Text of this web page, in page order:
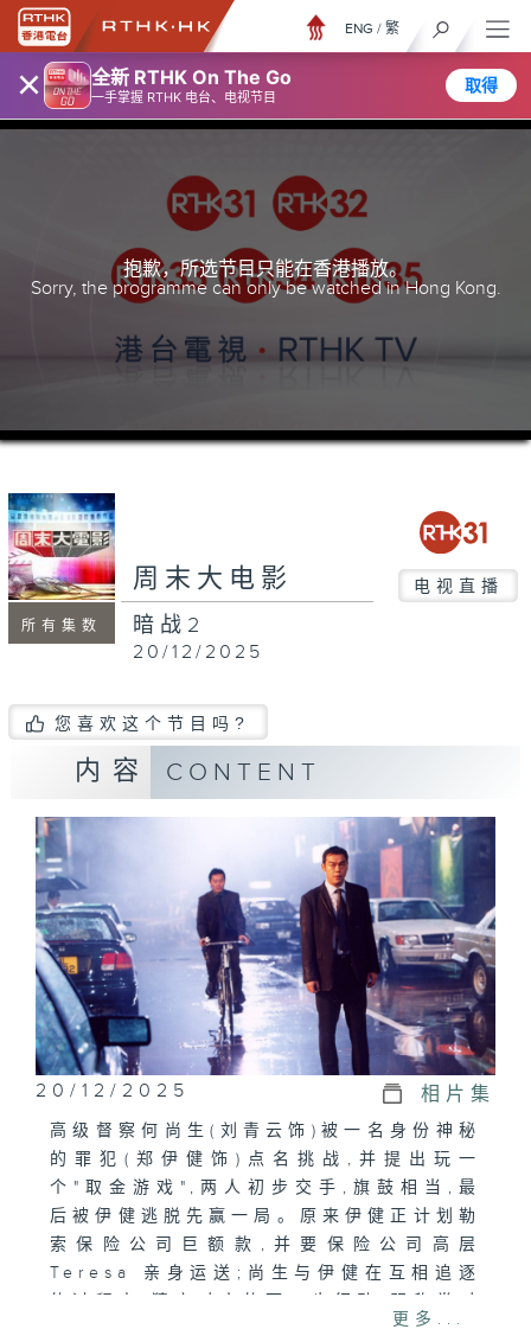
× 全新 RTHK On The Go
一手掌握 RTHK 电台、电视节目
取得
ENG / 繁
抱歉，所选节目只能在香港播放。
Sorry, the programme can only be watched in Hong Kong.
所有集数
周末大电影 电视直播
暗战2
20/12/2025
您喜欢这个节目吗?
内容 CONTENT
20/12/2025 相片集
高级督察何尚生(刘青云饰)被一名身份神秘
的罪犯(郑伊健饰)点名挑战,并提出玩一
个"取金游戏",两人初步交手,旗鼓相当,最
后被伊健逃脱先赢一局。原来伊健正计划勒
索保险公司巨额款,并要保险公司高层
Teresa 亲身运送;尚生与伊健在互相追逐
方之余又处于敌对境况,尚生亦逐渐了解伊
更多...